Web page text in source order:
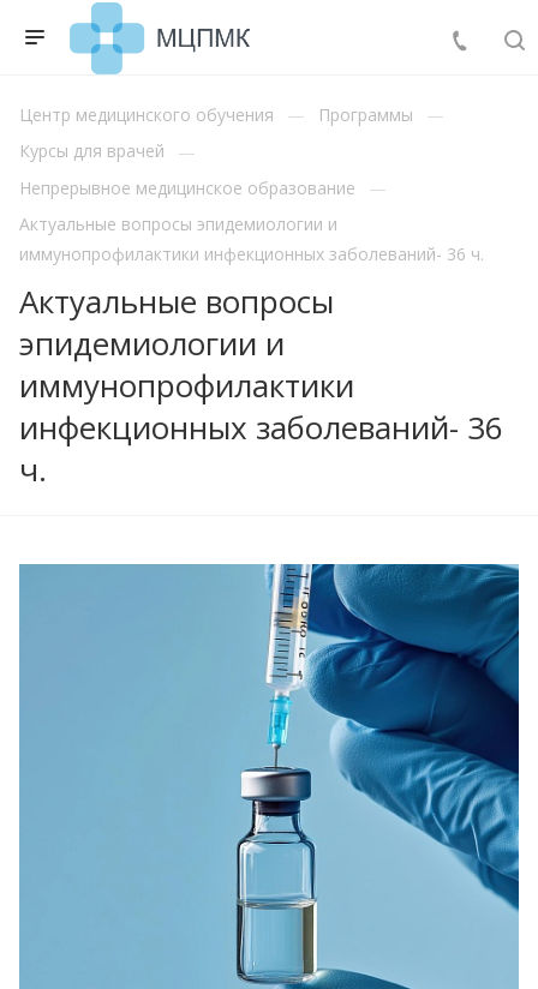
Центр медицинского обучения
Программы
Курсы для врачей
Непрерывное медицинское образование
Актуальные вопросы эпидемиологии и
иммунопрофилактики инфекционных заболеваний- 36 ч.
Актуальные вопросы
эпидемиологии и
иммунопрофилактики
инфекционных заболеваний- 36
ч.